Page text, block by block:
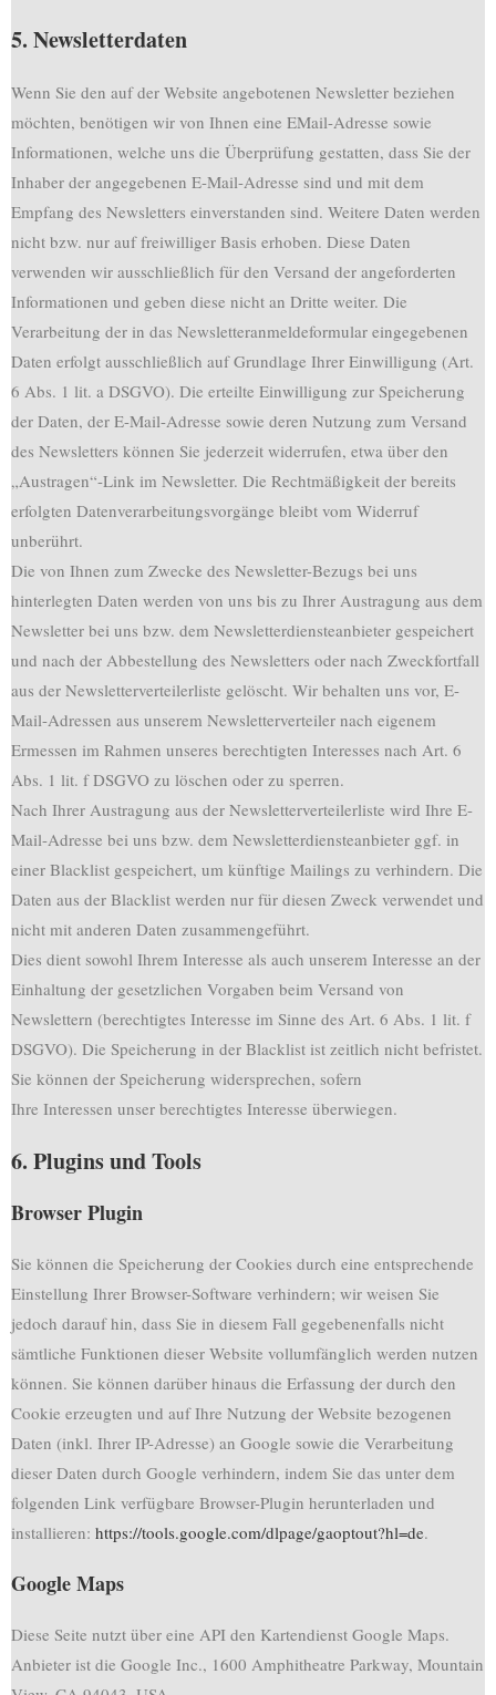
5. Newsletterdaten
Wenn Sie den auf der Website angebotenen Newsletter beziehen
möchten, benötigen wir von Ihnen eine EMail-Adresse sowie
Informationen, welche uns die Überprüfung gestatten, dass Sie der
Inhaber der angegebenen E-Mail-Adresse sind und mit dem
Empfang des Newsletters einverstanden sind. Weitere Daten werden
nicht bzw. nur auf freiwilliger Basis erhoben. Diese Daten
verwenden wir ausschließlich für den Versand der angeforderten
Informationen und geben diese nicht an Dritte weiter. Die
Verarbeitung der in das Newsletteranmeldeformular eingegebenen
Daten erfolgt ausschließlich auf Grundlage Ihrer Einwilligung (Art.
6 Abs. 1 lit. a DSGVO). Die erteilte Einwilligung zur Speicherung
der Daten, der E-Mail-Adresse sowie deren Nutzung zum Versand
des Newsletters können Sie jederzeit widerrufen, etwa über den
„Austragen“-Link im Newsletter. Die Rechtmäßigkeit der bereits
erfolgten Datenverarbeitungsvorgänge bleibt vom Widerruf
unberührt.
Die von Ihnen zum Zwecke des Newsletter-Bezugs bei uns
hinterlegten Daten werden von uns bis zu Ihrer Austragung aus dem
Newsletter bei uns bzw. dem Newsletterdiensteanbieter gespeichert
und nach der Abbestellung des Newsletters oder nach Zweckfortfall
aus der Newsletterverteilerliste gelöscht. Wir behalten uns vor, E-
Mail-Adressen aus unserem Newsletterverteiler nach eigenem
Ermessen im Rahmen unseres berechtigten Interesses nach Art. 6
Abs. 1 lit. f DSGVO zu löschen oder zu sperren.
Nach Ihrer Austragung aus der Newsletterverteilerliste wird Ihre E-
Mail-Adresse bei uns bzw. dem Newsletterdiensteanbieter ggf. in
einer Blacklist gespeichert, um künftige Mailings zu verhindern. Die
Daten aus der Blacklist werden nur für diesen Zweck verwendet und
nicht mit anderen Daten zusammengeführt.
Dies dient sowohl Ihrem Interesse als auch unserem Interesse an der
Einhaltung der gesetzlichen Vorgaben beim Versand von
Newslettern (berechtigtes Interesse im Sinne des Art. 6 Abs. 1 lit. f
DSGVO). Die Speicherung in der Blacklist ist zeitlich nicht befristet.
Sie können der Speicherung widersprechen, sofern
Ihre Interessen unser berechtigtes Interesse überwiegen.
6. Plugins und Tools
Browser Plugin
Sie können die Speicherung der Cookies durch eine entsprechende
Einstellung Ihrer Browser-Software verhindern; wir weisen Sie
jedoch darauf hin, dass Sie in diesem Fall gegebenenfalls nicht
sämtliche Funktionen dieser Website vollumfänglich werden nutzen
können. Sie können darüber hinaus die Erfassung der durch den
Cookie erzeugten und auf Ihre Nutzung der Website bezogenen
Daten (inkl. Ihrer IP-Adresse) an Google sowie die Verarbeitung
dieser Daten durch Google verhindern, indem Sie das unter dem
folgenden Link verfügbare Browser-Plugin herunterladen und
installieren: https://tools.google.com/dlpage/gaoptout?hl=de.
Google Maps
Diese Seite nutzt über eine API den Kartendienst Google Maps.
Anbieter ist die Google Inc., 1600 Amphitheatre Parkway, Mountain